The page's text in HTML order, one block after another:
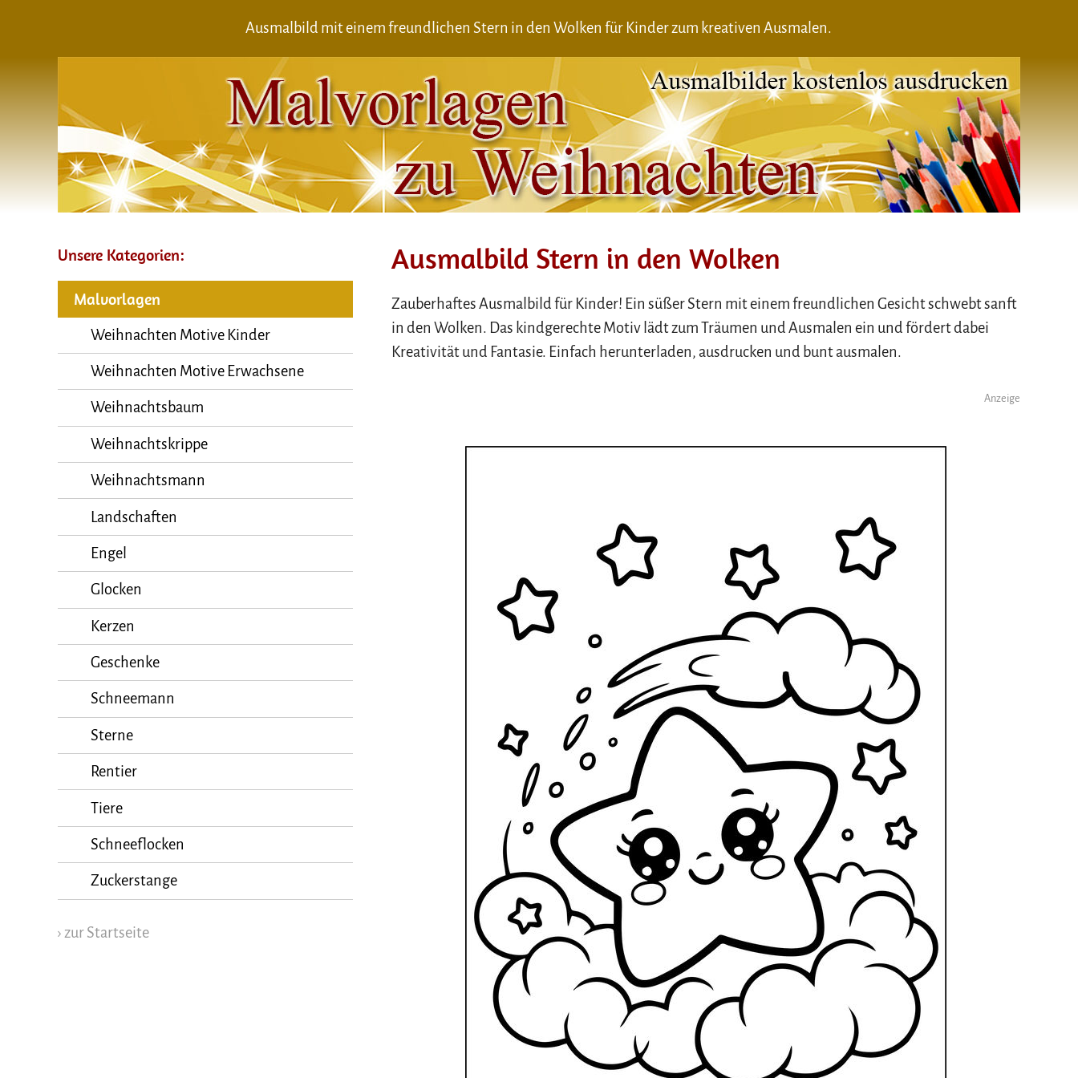
Ausmalbild mit einem freundlichen Stern in den Wolken für Kinder zum kreativen Ausmalen.
Unsere Kategorien:
Malvorlagen
Weihnachten Motive Kinder
Weihnachten Motive Erwachsene
Weihnachtsbaum
Weihnachtskrippe
Weihnachtsmann
Landschaften
Engel
Glocken
Kerzen
Geschenke
Schneemann
Sterne
Rentier
Tiere
Schneeflocken
Zuckerstange
› zur Startseite
Ausmalbild Stern in den Wolken
Zauberhaftes Ausmalbild für Kinder! Ein süßer Stern mit einem freundlichen Gesicht schwebt sanft
in den Wolken. Das kindgerechte Motiv lädt zum Träumen und Ausmalen ein und fördert dabei
Kreativität und Fantasie. Einfach herunterladen, ausdrucken und bunt ausmalen.
Anzeige